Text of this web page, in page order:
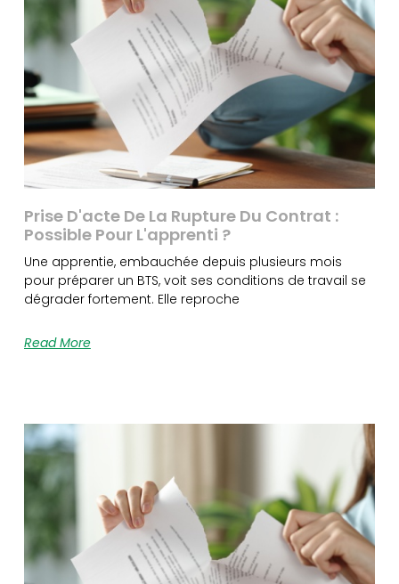
Prise D'acte De La Rupture Du Contrat :
Possible Pour L'apprenti ?
Une apprentie, embauchée depuis plusieurs mois
pour préparer un BTS, voit ses conditions de travail se
dégrader fortement. Elle reproche
Read More